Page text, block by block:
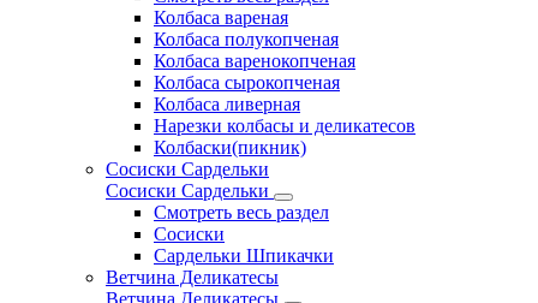
Колбаса вареная
Колбаса полукопченая
Колбаса варенокопченая
Колбаса сырокопченая
Колбаса ливерная
Нарезки колбасы и деликатесов
Колбаски(пикник)
Сосиски Сардельки
Сосиски Сардельки
Смотреть весь раздел
Сосиски
Сардельки Шпикачки
Ветчина Деликатесы
Ветчина Деликатесы